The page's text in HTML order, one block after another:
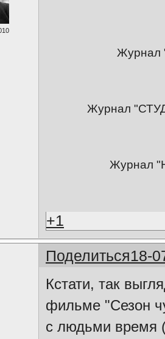
Журнал
Журнал
Журнал
+1
Поделиться18-
Кстати, так
фильме "Сезон
с людьми время